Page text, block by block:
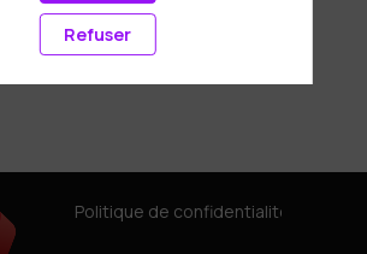
Politique de confidentialité
Refuser